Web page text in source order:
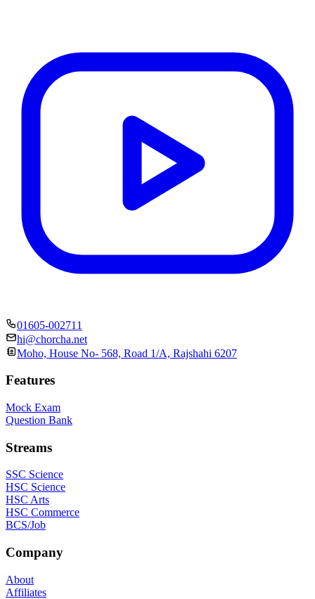
01605-002711
hi@chorcha.net
Moho, House No- 568, Road 1/A, Rajshahi 6207
Features
Mock Exam
Question Bank
Streams
SSC Science
HSC Science
HSC Arts
HSC Commerce
BCS/Job
Company
About
Affiliates